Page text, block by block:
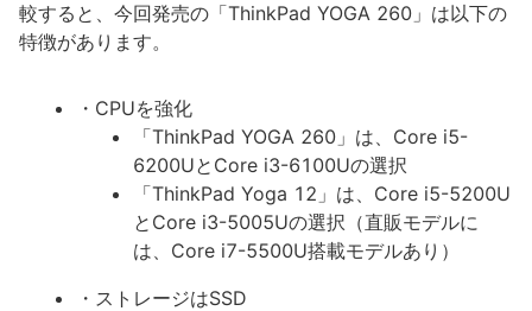
較すると、今回発売の「ThinkPad YOGA 260」は以下の
特徴があります。
・CPUを強化
「ThinkPad YOGA 260」は、Core i5-
6200UとCore i3-6100Uの選択
「ThinkPad Yoga 12」は、Core i5-5200U
とCore i3-5005Uの選択（直販モデルに
は、Core i7-5500U搭載モデルあり）
・ストレージはSSD